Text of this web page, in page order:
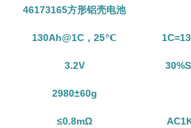
46173165方形铝壳电池
130Ah@1C，25℃ 1C=13
3.2V 3
2980±60g
≤0.8mΩ